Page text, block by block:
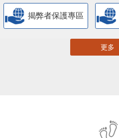
揭弊者保護專區
更多